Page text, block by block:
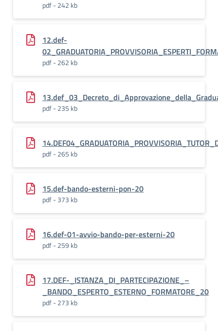
pdf - 242 kb
12.def-
pdf - 262 kb
pdf - 235 kb
pdf - 265 kb
15.def-bando-esterni-pon-20
pdf - 373 kb
16.def-01-avvio-bando-per-esterni-20
pdf - 259 kb
17.DEF-_ISTANZA_DI_PARTECIPAZIONE_–
_BANDO_ESPERTO_ESTERNO_FORMATORE_20
pdf - 273 kb